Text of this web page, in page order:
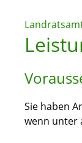
Sie haben
wenn unter